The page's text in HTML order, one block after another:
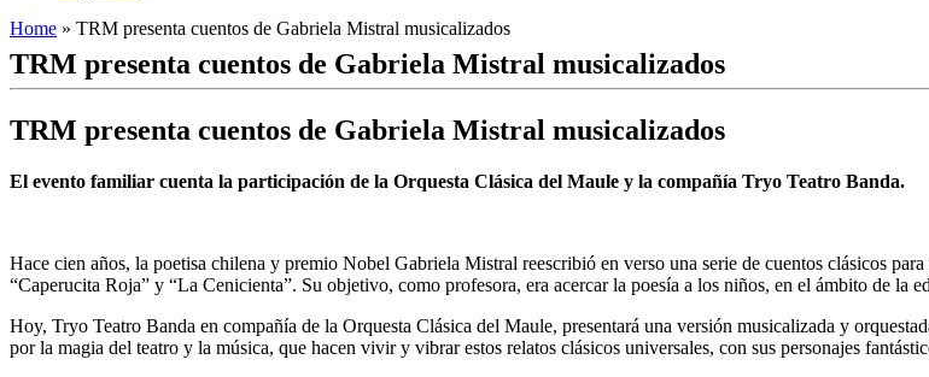
Home » TRM presenta cuentos de Gabriela Mistral musicalizados
TRM presenta cuentos de Gabriela Mistral musicalizados
TRM presenta cuentos de Gabriela Mistral musicalizados
El evento familiar cuenta la participación de la Orquesta Clásica del Maule y la compañía Tryo Teatro Banda.
Hace cien años, la poetisa chilena y premio Nobel Gabriela Mistral reescribió en verso una serie de cuentos clásicos
“Caperucita Roja” y “La Cenicienta”. Su objetivo, como profesora, era acercar la poesía a los niños, en el ámbito de la
Hoy, Tryo Teatro Banda en compañía de la Orquesta Clásica del Maule, presentará una versión musicalizada y
por la magia del teatro y la música, que hacen vivir y vibrar estos relatos clásicos universales, con sus personajes